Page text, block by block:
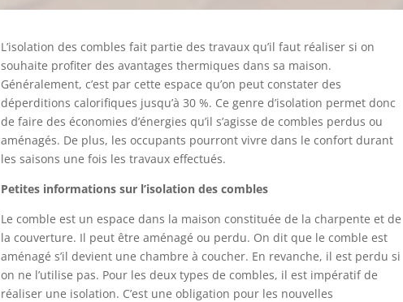
L’isolation des combles fait partie des travaux qu’il faut réaliser si on
souhaite profiter des avantages thermiques dans sa maison.
Généralement, c’est par cette espace qu’on peut constater des
déperditions calorifiques jusqu’à 30 %. Ce genre d’isolation permet donc
de faire des économies d’énergies qu’il s’agisse de combles perdus ou
aménagés. De plus, les occupants pourront vivre dans le confort durant
les saisons une fois les travaux effectués.
Petites informations sur l’isolation des combles
Le comble est un espace dans la maison constituée de la charpente et de
la couverture. Il peut être aménagé ou perdu. On dit que le comble est
aménagé s’il devient une chambre à coucher. En revanche, il est perdu si
on ne l’utilise pas. Pour les deux types de combles, il est impératif de
réaliser une isolation. C’est une obligation pour les nouvelles